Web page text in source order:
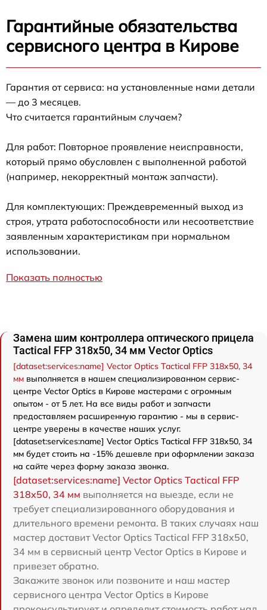
Гарантийные обязательства
сервисного центра в Кирове
Гарантия от сервиса: на установленные нами детали
— до 3 месяцев.
Что считается гарантийным случаем?
Для работ: Повторное проявление неисправности,
который прямо обусловлен с выполненной работой
(например, некорректный монтаж запчасти).
Для комплектующих: Преждевременный выход из
строя, утрата работоспособности или несоответствие
заявленным характеристикам при нормальном
использовании.
Показать полностью
Замена шим контроллера оптического прицела
Tactical FFP 318x50, 34 мм Vector Optics
[dataset:services:name] Vector Optics Tactical FFP 318x50, 34
мм выполняется в нашем специализированном сервис-
центре Vector Optics в Кирове мастерами с огромным
опытом - от 5 лет. На все виды работ и запчасти
предоставляем расширенную гарантию - мы в сервис-
центре уверены в качестве наших услуг.
[dataset:services:name] Vector Optics Tactical FFP 318x50, 34
мм будет стоить на -15% дешевле при оформлении заказа
на сайте через форму заказа звонка.
[dataset:services:name] Vector Optics Tactical FFP
318x50, 34 мм выполняется на выезде, если не
требует специализированного оборудования и
длительного времени ремонта. В таких случаях наш
мастер доставит Vector Optics Tactical FFP 318x50,
34 мм в сервисный центр Vector Optics в Кирове и
привезет обратно.
Закажите звонок или позвоните и наш мастер
сервисного центра Vector Optics в Кирове